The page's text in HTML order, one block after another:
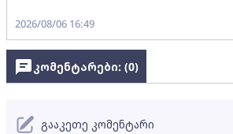
2026/08/06 16:49
კომენტარები: (0)
გააკეთე კომენტარი